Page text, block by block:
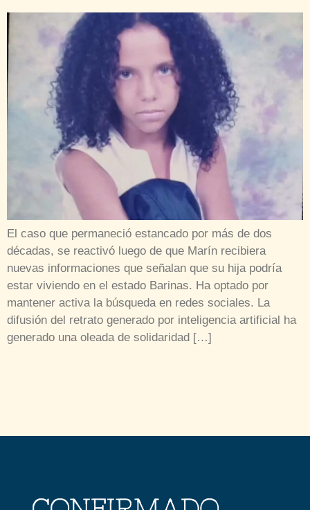
El caso que permaneció estancado por más de dos
décadas, se reactivó luego de que Marín recibiera
nuevas informaciones que señalan que su hija podría
estar viviendo en el estado Barinas. Ha optado por
mantener activa la búsqueda en redes sociales. La
difusión del retrato generado por inteligencia artificial ha
generado una oleada de solidaridad […]